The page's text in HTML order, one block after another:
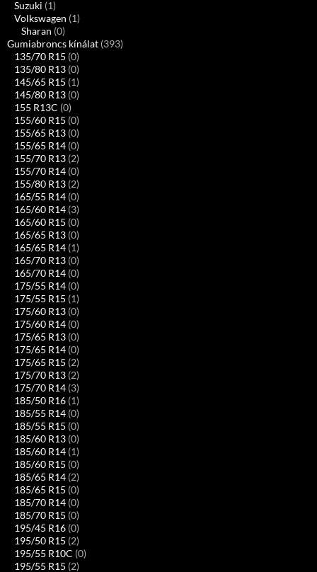
Suzuki (1)
Volkswagen (1)
Sharan (0)
Gumiabroncs kínálat (393)
135/70 R15 (0)
135/80 R13 (0)
145/65 R15 (1)
145/80 R13 (0)
155 R13C (0)
155/60 R15 (0)
155/65 R13 (0)
155/65 R14 (0)
155/70 R13 (2)
155/70 R14 (0)
155/80 R13 (2)
165/55 R14 (0)
165/60 R14 (3)
165/60 R15 (0)
165/65 R13 (0)
165/65 R14 (1)
165/70 R13 (0)
165/70 R14 (0)
175/55 R14 (0)
175/55 R15 (1)
175/60 R13 (0)
175/60 R14 (0)
175/65 R13 (0)
175/65 R14 (0)
175/65 R15 (2)
175/70 R13 (2)
175/70 R14 (3)
185/50 R16 (1)
185/55 R14 (0)
185/55 R15 (0)
185/60 R13 (0)
185/60 R14 (1)
185/60 R15 (0)
185/65 R14 (2)
185/65 R15 (0)
185/70 R14 (0)
185/70 R15 (0)
195/45 R16 (0)
195/50 R15 (2)
195/55 R10C (0)
195/55 R15 (2)